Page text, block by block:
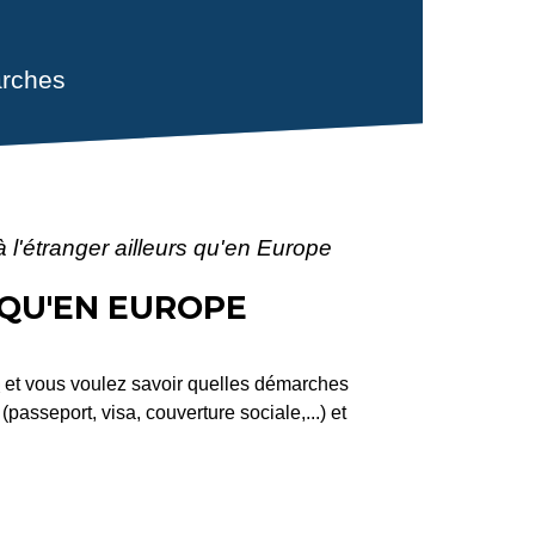
l'étranger ailleurs qu'en Europe
EUROPE
et vous voulez savoir quelles démarches
visa, couverture sociale,...) et